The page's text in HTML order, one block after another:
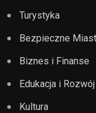
Turystyka
Bezpieczne
Biznes i Finanse
Edukacja i Rozwój
Kultura